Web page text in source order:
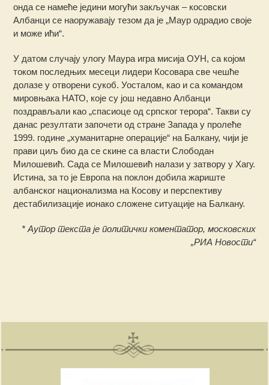
онда се намеће једини могући закључак – косовски
Албанци се наоружавају тезом да је „Маур одрадио своје
и може ићи“.
У датом случају улогу Маура игра мисија ОУН, са којом
током последњих месеци лидери Косовара све чешће
долазе у отворени сукоб. Уосталом, као и са командом
мировњака НАТО, које су још недавно Албанци
поздрављали као „спасиоце од српског терора“. Такви су
данас резултати започети од стране Запада у пролеће
1999. године „хуманитарне операције“ на Балкану, чији је
прави циљ био да се скине са власти Слободан
Милошевић. Сада се Милошевић налази у затвору у Хагу.
Истина, за то је Европа на поклон добила жариште
албанског национализма на Косову и перспективу
дестабилизације ионако сложене ситуације на Балкану.
* Аутор текста је политички коментатор, московских
„РИА Новости“